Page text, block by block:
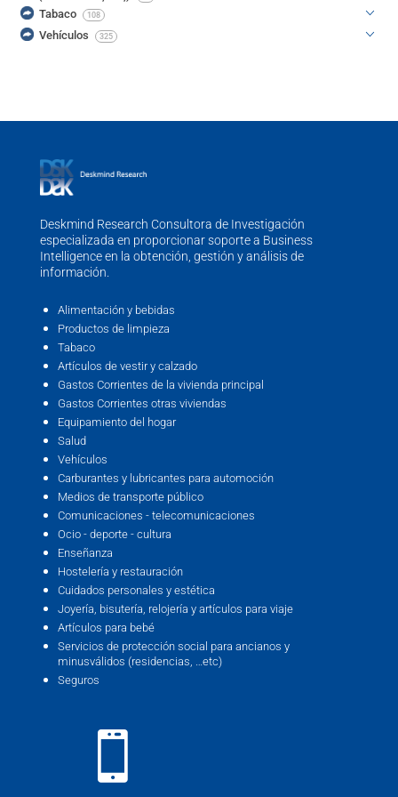
Tabaco 108
Vehículos 325
Deskmind Research Consultora de Investigación
especializada en proporcionar soporte a Business
Intelligence en la obtención, gestión y análisis de
información.
Alimentación y bebidas
Productos de limpieza
Tabaco
Artículos de vestir y calzado
Gastos Corrientes de la vivienda principal
Gastos Corrientes otras viviendas
Equipamiento del hogar
Salud
Vehículos
Carburantes y lubricantes para automoción
Medios de transporte público
Comunicaciones - telecomunicaciones
Ocio - deporte - cultura
Enseñanza
Hostelería y restauración
Cuidados personales y estética
Joyería, bisutería, relojería y artículos para viaje
Artículos para bebé
Servicios de protección social para ancianos y
minusválidos (residencias, …etc)
Seguros